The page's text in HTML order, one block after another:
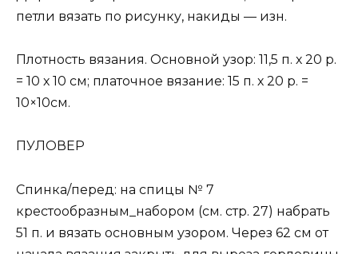
петли вязать по рисунку, накиды — изн.
Плотность вязания. Основной узор: 11,5 п. х 20 р.
= 10 х 10 см; платочное вязание: 15 п. х 20 р. =
10×10см.
ПУЛОВЕР
Спинка/перед: на спицы № 7
крестообразным_набором (см. стр. 27) набрать
51 п. и вязать основным узором. Через 62 см от